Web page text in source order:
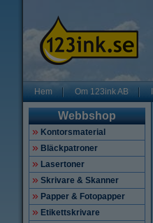
Hem Om 123ink AB
Webbshop
Kontorsmaterial
Bläckpatroner
Lasertoner
Skrivare & Skanner
Papper & Fotopapper
Etikettskrivare